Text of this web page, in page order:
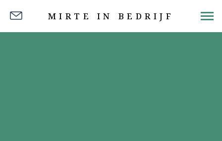
MIRTE IN BEDRIJF